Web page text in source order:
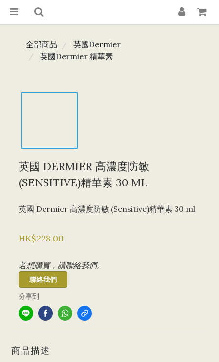
全部商品
英國Dermier
英國Dermier 精華素
英國 DERMIER 高濃度防敏
(SENSITIVE)精華素 30 ML
英國 Dermier 高濃度防敏 (Sensitive)精華素 30 ml
HK$228.00
若想購買，請聯絡我們。
聯絡我們
分享到
商品描述